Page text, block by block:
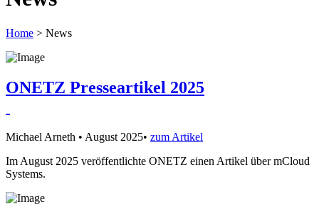
Home > News
ONETZ Presseartikel 2025
Michael Arneth • August 2025• zum Artikel
Im August 2025 veröffentlichte ONETZ einen Artikel über mCloud
Systems.